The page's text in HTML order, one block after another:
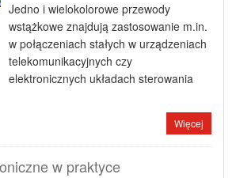
Jedno i wielokolorowe przewody
wstążkowe znajdują zastosowanie m.in.
w połączeniach stałych w urządzeniach
telekomunikacyjnych czy
elektronicznych układach sterowania
Więcej
w praktyce